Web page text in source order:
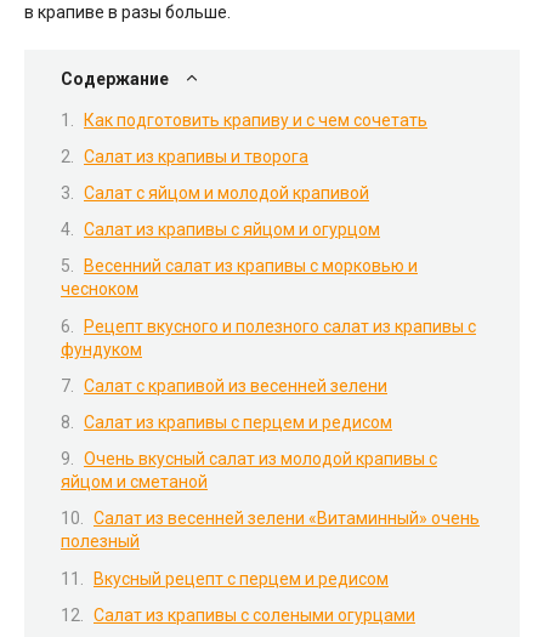
в крапиве в разы больше.
Содержание
Как подготовить крапиву и с чем сочетать
Салат из крапивы и творога
Салат с яйцом и молодой крапивой
Салат из крапивы с яйцом и огурцом
Весенний салат из крапивы с морковью и
чесноком
Рецепт вкусного и полезного салат из крапивы с
фундуком
Салат с крапивой из весенней зелени
Салат из крапивы с перцем и редисом
Очень вкусный салат из молодой крапивы с
яйцом и сметаной
Салат из весенней зелени «Витаминный» очень
полезный
Вкусный рецепт с перцем и редисом
Салат из крапивы с солеными огурцами